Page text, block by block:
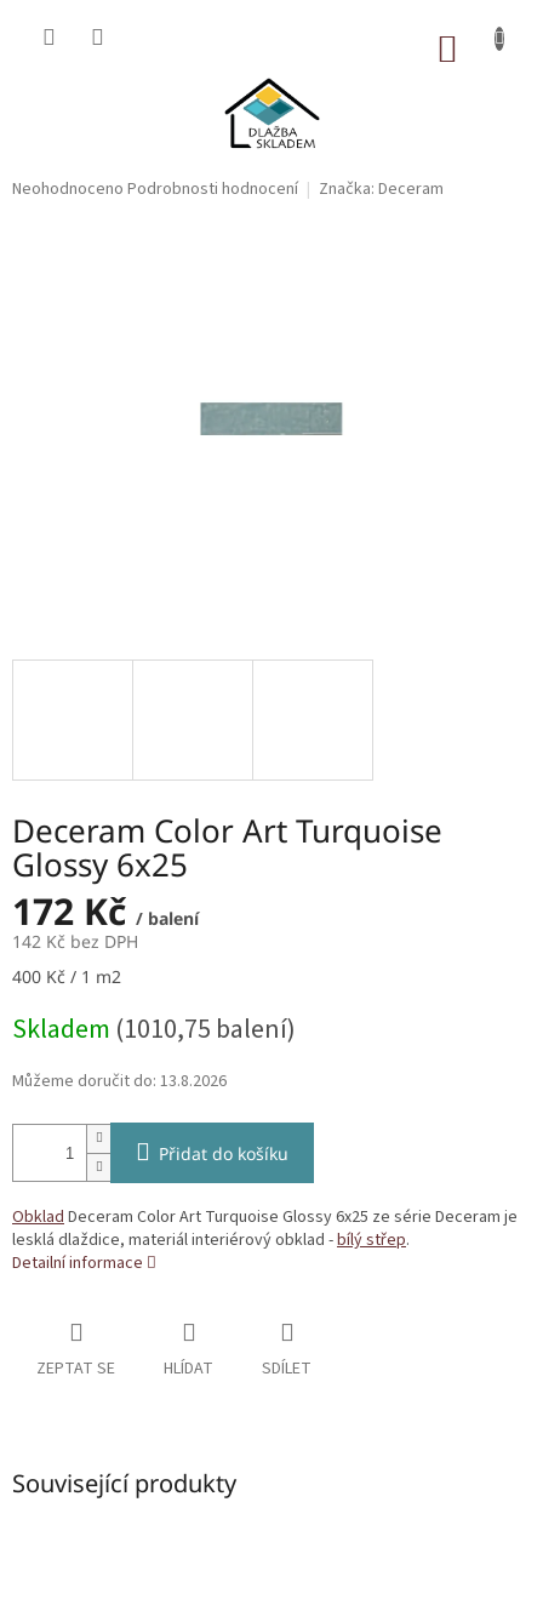
Průměrné
Neohodnoceno Podrobnosti hodnocení Značka: Deceram
Deceram Color Art Turquoise
Glossy 6x25
172 Kč / balení
142 Kč bez DPH
Měrná
400 Kč / 1 m2
Skladem (1010,75 balení)
Můžeme doručit do: 13.8.2026
Přidat do košíku
ObkladDeceram Color Art Turquoise Glossy 6x25 ze série Deceram je
lesklá dlaždice, materiál interiérový obklad -bílý střep.
Detailní informace
ZEPTAT SE HLÍDAT SDÍLET
Související produkty